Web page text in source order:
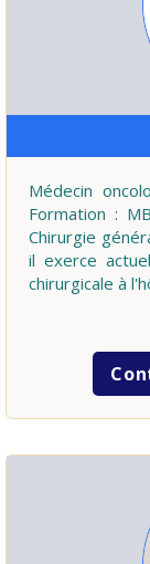
Médecin
Formation :
Chirurgie
il exerce
chirurgicale à